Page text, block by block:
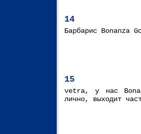
14
Барбарис Bonanza
15
vetra, у нас
лично, выходит